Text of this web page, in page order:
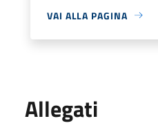
VAI ALLA PAGINA
Allegati